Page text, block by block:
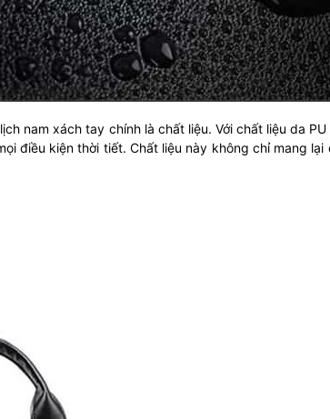
nam xách tay chính là chất liệu. Với chất liệu da
điều kiện thời tiết. Chất liệu này không chỉ mang